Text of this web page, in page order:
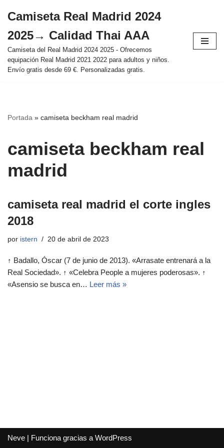
al
contenido
Camiseta Real Madrid 2024
2025→ Calidad Thai AAA
Camiseta del Real Madrid 2024 2025 - Ofrecemos
equipación Real Madrid 2021 2022 para adultos y niños.
Envío gratis desde 69 €. Personalizadas gratis.
Portada » camiseta beckham real madrid
camiseta beckham real
madrid
camiseta real madrid el corte ingles
2018
por istern 20 de abril de 2023
↑ Badallo, Óscar (7 de junio de 2013). «Arrasate entrenará a la
Real Sociedad». ↑ «Celebra People a mujeres poderosas». ↑
«Asensio se busca en… Leer más »
Neve | Funciona gracias a WordPress